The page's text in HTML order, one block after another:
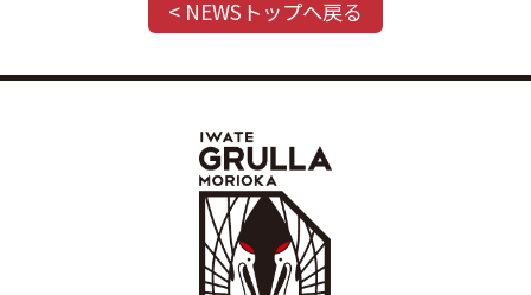
< NEWSトップへ戻る